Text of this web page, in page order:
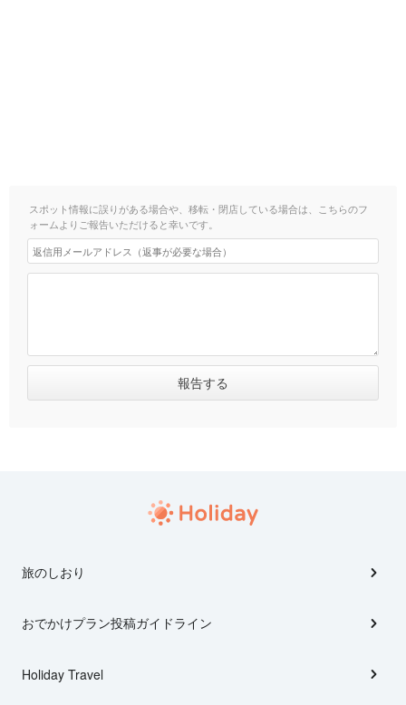
スポット情報に誤りがある場合や、移転・閉店している場合は、こちらのフ
ォームよりご報告いただけると幸いです。
旅のしおり
おでかけプラン投稿ガイドライン
Holiday Travel